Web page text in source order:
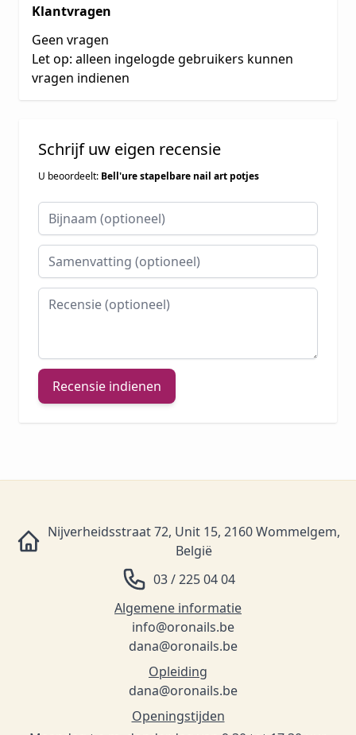
Klantvragen
Geen vragen
Let op: alleen ingelogde gebruikers kunnen
vragen indienen
Schrijf uw eigen recensie
U beoordeelt: Bell'ure stapelbare nail art potjes
Bijnaam
Samenvatting
Recensie
Recensie indienen
Nijverheidsstraat 72, Unit 15, 2160 Wommelgem,
België
03 / 225 04 04
Algemene informatie
info@oronails.be
dana@oronails.be
Opleiding
dana@oronails.be
Openingstijden